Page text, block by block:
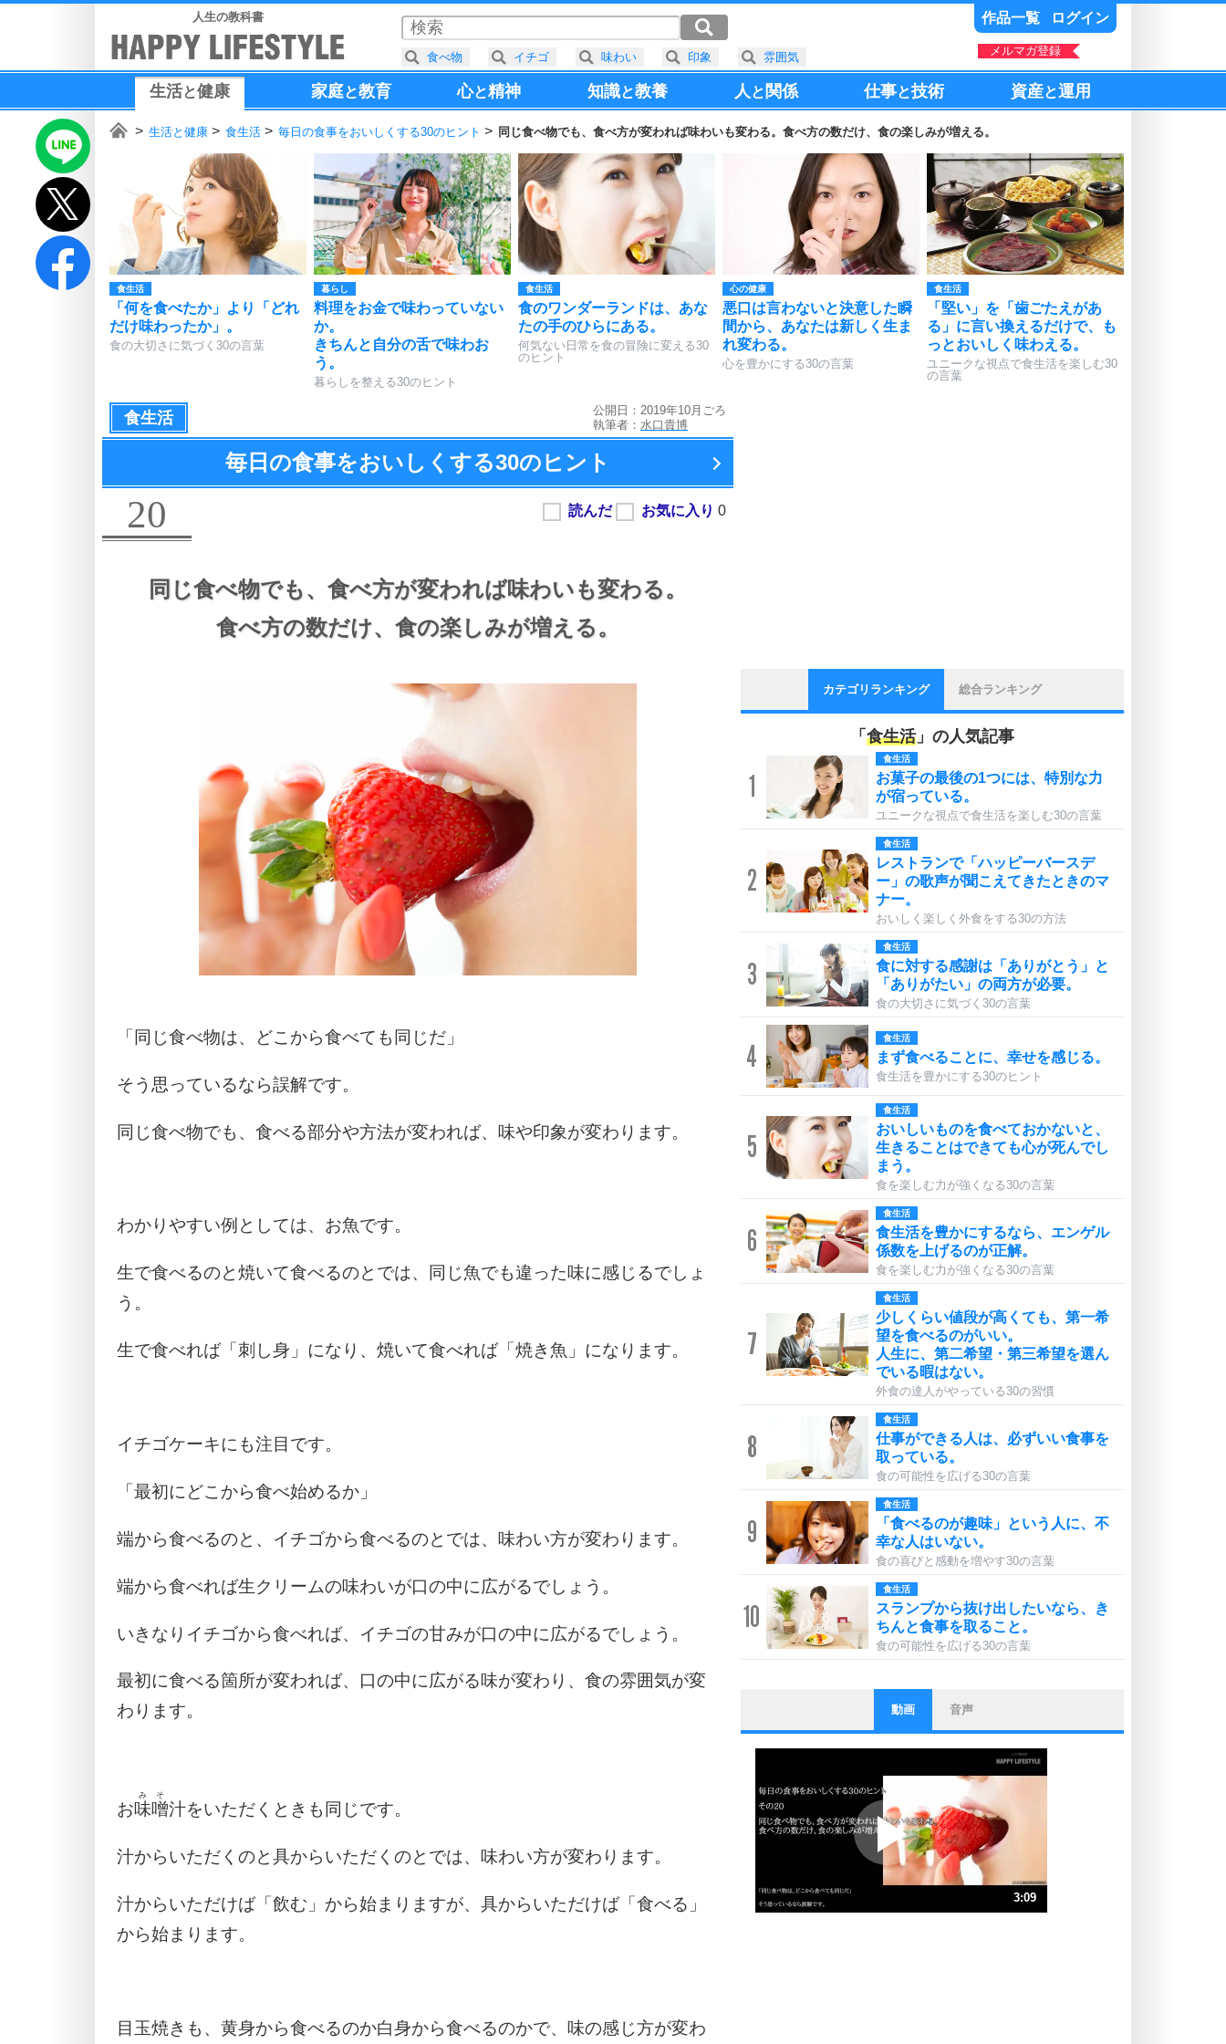
人生の教科書 作品一覧 ログイン
メルマガ登録
生活と健康 家庭と教育 心と精神 知識と教養 人と 関係 仕事と技術 資産と運用
生活と健康 食生活 毎日の食事をおいしくする30のヒント 同じ食べ物でも、食べ方が変われば味わいも変わる。食べ方の数だけ、食の楽しみが増える。
食生活
「何を食べたか」より「どれ
だけ味わったか」。
食の大切さに気づく30の言葉
暮らし
料理をお金で味わっていない
か。
きちんと自分の舌で味わお
う。
暮らしを整える30のヒント
食生活
食のワンダーランドは、あな
たの手のひらにある。
何気ない日常を食の冒険に変える30
のヒント
心の健康
悪口は言わないと決意した瞬
間から、あなたは新しく生ま
れ変わる。
心を豊かにする30の言葉
食生活
「堅い」を「歯ごたえがあ
る」に言い換えるだけで、も
っとおいしく味わえる。
ユニークな視点で食生活を楽しむ30
の言葉
食生活
公開日：2019年10月ごろ
執筆者： 水口貴博
毎日の食事をおいしくする30のヒント
20
同じ食べ物でも、 食べ方が変われば味わいも変わる。
食べ方の数だけ、 食の楽しみが増える。
「同じ食べ物は、どこから食べても同じだ」
そう思っているなら誤解です。
同じ食べ物でも、食べる部分や方法が変われば、味や印象が変わります。
わかりやすい例としては、お魚です。
生で食べるのと焼いて食べるのとでは、同じ魚でも違った味に感じるでしょ
う。
生で食べれば「刺し身」になり、焼いて食べれば「焼き魚」になります。
イチゴケーキにも注目です。
「最初にどこから食べ始めるか」
端から食べるのと、イチゴから食べるのとでは、味わい方が変わります。
端から食べれば生クリームの味わいが口の中に広がるでしょう。
いきなりイチゴから食べれば、イチゴの甘みが口の中に広がるでしょう。
最初に食べる箇所が変われば、口の中に広がる味が変わり、食の雰囲気が変
わります。
お味噌
みそ
汁をいただくときも同じです。
汁からいただくのと具からいただくのとでは、味わい方が変わります。
汁からいただけば「飲む」から始まりますが、具からいただけば「食べる」
から始まります。
目玉焼きも、黄身から食べるのか白身から食べるのかで、味の感じ方が変わ
カテゴリランキング 総合ランキング
「 食生活」の人気記事
1
食生活
お菓子の最後の1つには、特別な力
が宿っている。
ユニークな視点で食生活を楽しむ30の言葉
2
食生活
レストランで「ハッピーバースデ
ー」の歌声が聞こえてきたときのマ
ナー。
おいしく楽しく外食をする30の方法
3
食生活
食に対する感謝は「ありがとう」と
「ありがたい」の両方が必要。
食の大切さに気づく30の言葉
4
食生活
まず食べることに、幸せを感じる。
食生活を豊かにする30のヒント
5
食生活
おいしいものを食べておかないと、
生きることはできても心が死んでし
まう。
食を楽しむ力が強くなる30の言葉
6
食生活
食生活を豊かにするなら、エンゲル
係数を上げるのが正解。
食を楽しむ力が強くなる30の言葉
7
食生活
少しくらい値段が高くても、第一希
望を食べるのがいい。
人生に、第二希望・第三希望を選ん
でいる暇はない。
外食の達人がやっている30の習慣
8
食生活
仕事ができる人は、必ずいい食事を
取っている。
食の可能性を広げる30の言葉
9
食生活
「食べるのが趣味」という人に、不
幸な人はいない。
食の喜びと感動を増やす30の言葉
10
食生活
スランプから抜け出したいなら、き
ちんと食事を取ること。
食の可能性を広げる30の言葉
1
ストレス対策
他人と比べない。
いっそのこと、他人を見ない。
プラス思考
ポジティブになれない原因は、行動
しないから。
ポジティブ思考になる30の方法
3
ストレス対策
動画 音声
3:09
食べ物 イチゴ 味わい 印象 雰囲気